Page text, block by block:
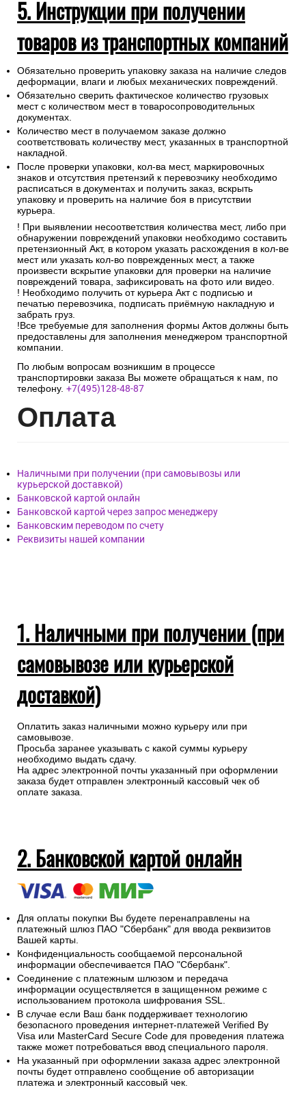
5. Инструкции при получении
товаров из транспортных компаний
Обязательно проверить упаковку заказа на наличие следов
деформации, влаги и любых механических повреждений.
Обязательно сверить фактическое количество грузовых
мест с количеством мест в товаросопроводительных
документах.
Количество мест в получаемом заказе должно
соответствовать количеству мест, указанных в транспортной
накладной.
После проверки упаковки, кол-ва мест, маркировочных
знаков и отсутствия претензий к перевозчику необходимо
расписаться в документах и получить заказ, вскрыть
упаковку и проверить на наличие боя в присутствии
курьера.
! При выявлении несоответствия количества мест, либо при
обнаружении повреждений упаковки необходимо составить
претензионный Акт, в котором указать расхождения в кол-ве
мест или указать кол-во поврежденных мест, а также
произвести вскрытие упаковки для проверки на наличие
повреждений товара, зафиксировать на фото или видео.
! Необходимо получить от курьера Акт с подписью и
печатью перевозчика, подписать приёмную накладную и
забрать груз.
!Все требуемые для заполнения формы Актов должны быть
предоставлены для заполнения менеджером транспортной
компании.
транспортировки заказа Вы можете обращаться к нам, по
телефону. +7(495)128-48-87
Наличными при получении (при самовывозы или
курьерской доставкой)
Банковской картой онлайн
1. Наличными при получении (при
самовывозе или курьерской
доставкой)
Оплатить заказ наличными можно курьеру или при
самовывозе.
Просьба заранее указывать с какой суммы курьеру
необходимо выдать сдачу.
2. Банковской картой онлайн
Для оплаты покупки Вы будете перенаправлены на
платежный шлюз ПАО "Сбербанк" для ввода реквизитов
Вашей карты.
Конфиденциальность сообщаемой персональной
информации обеспечивается ПАО "Сбербанк".
Соединение с платежным шлюзом и передача
информации осуществляется в защищенном режиме с
использованием протокола шифрования SSL.
В случае если Ваш банк поддерживает технологию
безопасного проведения интернет-платежей Verified By
Visa или MasterCard Secure Code для проведения платежа
также может потребоваться ввод специального пароля.